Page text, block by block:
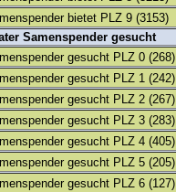
bietet PLZ 9 (3153)
Samenspender gesucht
gesucht PLZ 0 (268)
gesucht PLZ 1 (242)
gesucht PLZ 2 (267)
gesucht PLZ 3 (283)
gesucht PLZ 4 (405)
gesucht PLZ 5 (205)
gesucht PLZ 6 (127)